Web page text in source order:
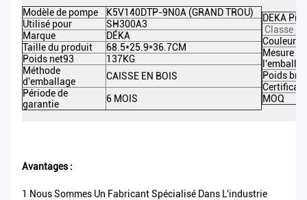
Modèle de pompe
K5V140DTP-9N0A (GRAND TROU)
Utilisé pour
SH300A3
Marque
DÉKA
Taille du produit
68.5*25.9*36.7CM
Poids net93
137KG
Méthode
d'emballage
CAISSE EN BOIS
Période de
garantie
6 MOIS
DEKA
Classe
Couleur
Mesure de
Poids brut
Certificat
MOQ
Avantages :
1 Nous Sommes Un Fabricant Spécialisé Dans L'industrie